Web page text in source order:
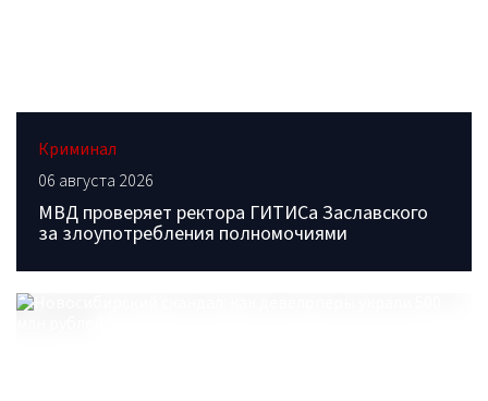
Криминал
06 августа 2026
МВД проверяет ректора ГИТИСа Заславского
за злоупотребления полномочиями